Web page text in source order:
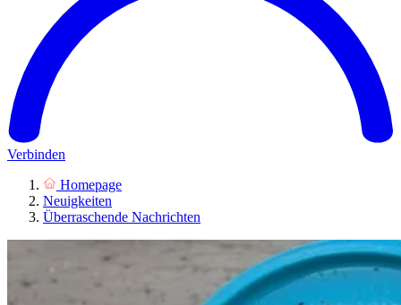
Verbinden
Homepage
Neuigkeiten
Überraschende Nachrichten